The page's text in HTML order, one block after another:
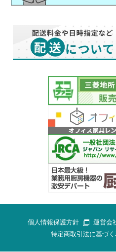
個人情報保護方針 運営会
特定商取引法に基づ